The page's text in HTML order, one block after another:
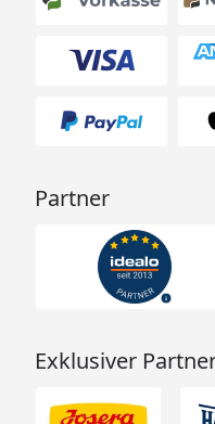
Partner
Exklusiver